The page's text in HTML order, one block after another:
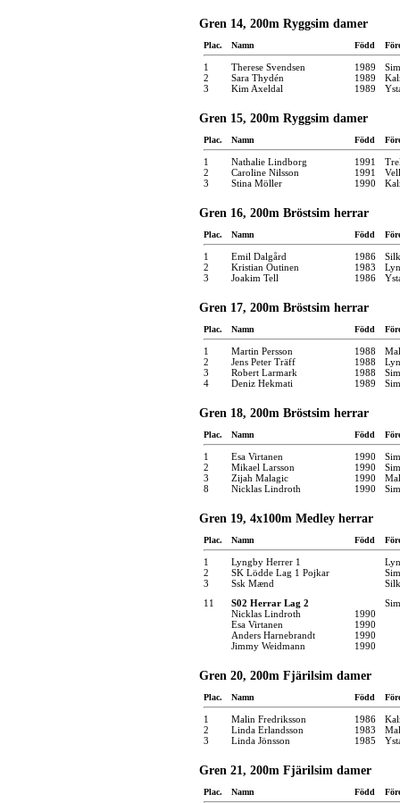
Gren 14, 200m Ryggsim damer
Plac. Namn Född
1 Therese Svendsen 1989
2
Sara Thydén 1989
3
Kim Axeldal 1989
Gren 15, 200m Ryggsim damer
Plac. Namn Född
1 Nathalie Lindborg 1991
2
Caroline Nilsson 1991
3
Stina Möller 1990
Gren 16, 200m Bröstsim herrar
Plac. Namn Född
1 Emil Dalgård 1986
2
Kristian Outinen 1983
3
Joakim Tell 1986
Gren 17, 200m Bröstsim herrar
Plac. Namn Född
1 Martin Persson 1988
2
Jens Peter Träff 1988
3
Robert Larmark 1988
4
Deniz Hekmati 1989
Gren 18, 200m Bröstsim herrar
Plac. Namn Född
1 Esa Virtanen 1990
2
Mikael Larsson 1990
3
Zijah Malagic 1990
8
Nicklas Lindroth 1990
Gren 19, 4x100m Medley herrar
Plac. Namn Född
1 Lyngby Herrer 1
2
SK Lödde Lag 1 Pojkar
3
Ssk Mænd
11
S02 Herrar Lag 2
Nicklas Lindroth
1990
Esa Virtanen
1990
Anders Harnebrandt
1990
Jimmy Weidmann
1990
Gren 20, 200m Fjärilsim damer
Plac. Namn Född
1 Malin Fredriksson 1986
2
Linda Erlandsson 1983
3
Linda Jönsson 1985
Gren 21, 200m Fjärilsim damer
Plac. Namn Född